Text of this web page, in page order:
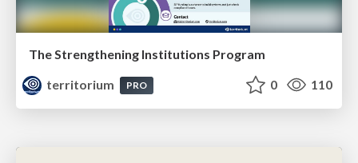
The Strengthening Institutions Program
territorium
PRO 0 110